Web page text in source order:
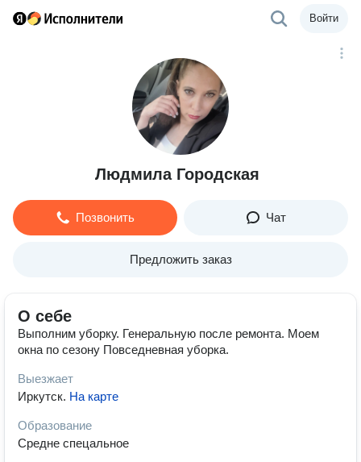
Войти
Людмила Городская
Позвонить Чат
Предложить заказ
О себе
Выполним уборку. Генеральную после ремонта. Моем
окна по сезону Повседневная уборка.
Выезжает
Иркутск. На карте
Образование
Средне спецальное